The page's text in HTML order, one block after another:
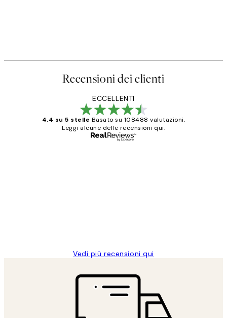
Recensioni dei clienti
ECCELLENTI
4.4 su 5 stelle Basato su 108488 valutazioni.
Leggi alcune delle recensioni qui.
Vedi più recensioni qui